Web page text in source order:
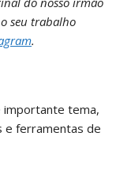
seu trabalho
.
importante tema,
e ferramentas de